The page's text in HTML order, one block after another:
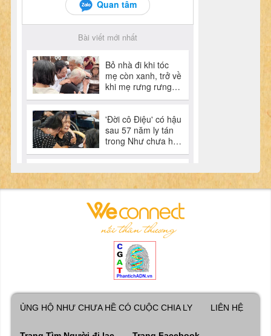
ỦNG HỘ NHƯ CHƯA HỀ CÓ CUỘC CHIA LY LIÊN HỆ